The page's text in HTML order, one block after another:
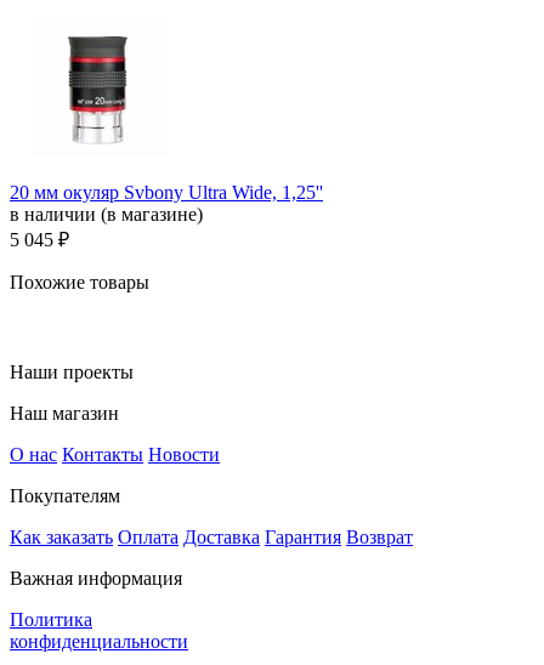
20 мм окуляр Svbony Ultra Wide, 1,25''
в наличии (в магазине)
5 045 ₽
Похожие товары
Наши проекты
Наш магазин
О нас Контакты Новости
Покупателям
Как заказать Оплата Доставка Гарантия Возврат
Важная информация
Политика
конфиденциальности